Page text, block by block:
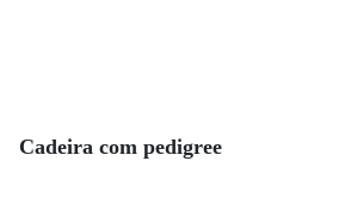
Cadeira com pedigree